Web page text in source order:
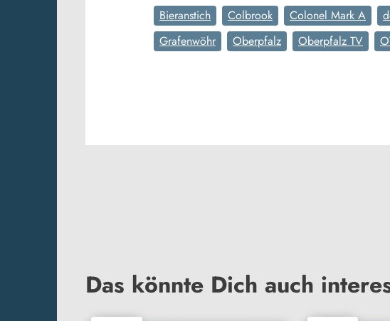
Bieranstich Colbrook Colonel Mark A
Grafenwöhr
Oberpfalz Oberpfalz TV
Das könnte Dich auch